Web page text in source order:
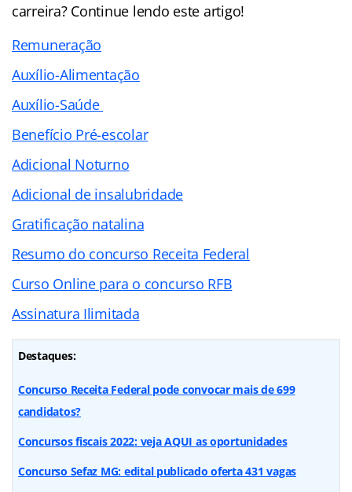
carreira? Continue lendo este artigo!
Remuneração
Auxílio-Alimentação
Auxílio-Saúde
Benefício Pré-escolar
Adicional Noturno
Adicional de insalubridade
Gratificação natalina
Resumo do concurso Receita Federal
Curso Online para o concurso RFB
Assinatura Ilimitada
Destaques:
Concurso Receita Federal pode convocar mais de 699
candidatos?
Concursos fiscais 2022: veja AQUI as oportunidades
Concurso Sefaz MG: edital publicado oferta 431 vagas